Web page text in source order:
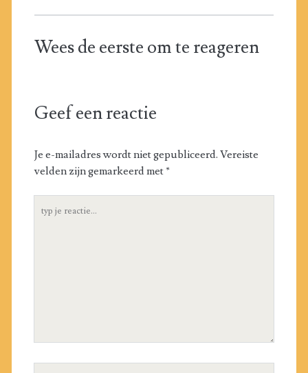
Wees de eerste om te reageren
Geef een reactie
Je e-mailadres wordt niet gepubliceerd. Vereiste
velden zijn gemarkeerd met*
reactie